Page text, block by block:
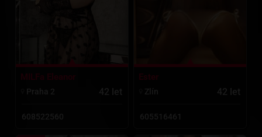
MILFa Eleanor
42 let
Praha 2
608522560
Ester
42 let
Zlí­n
605516461